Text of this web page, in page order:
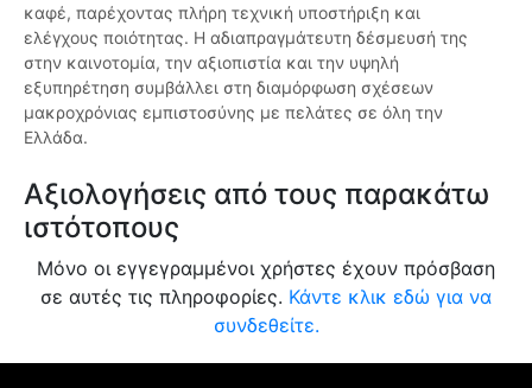
καφέ, παρέχοντας πλήρη τεχνική υποστήριξη και
ελέγχους ποιότητας. Η αδιαπραγμάτευτη δέσμευσή της
στην καινοτομία, την αξιοπιστία και την υψηλή
εξυπηρέτηση συμβάλλει στη διαμόρφωση σχέσεων
μακροχρόνιας εμπιστοσύνης με πελάτες σε όλη την
Ελλάδα.
Αξιολογήσεις από τους παρακάτω
ιστότοπους
Μόνο οι εγγεγραμμένοι χρήστες έχουν πρόσβαση
σε αυτές τις πληροφορίες. Κάντε κλικ εδώ για να
συνδεθείτε.